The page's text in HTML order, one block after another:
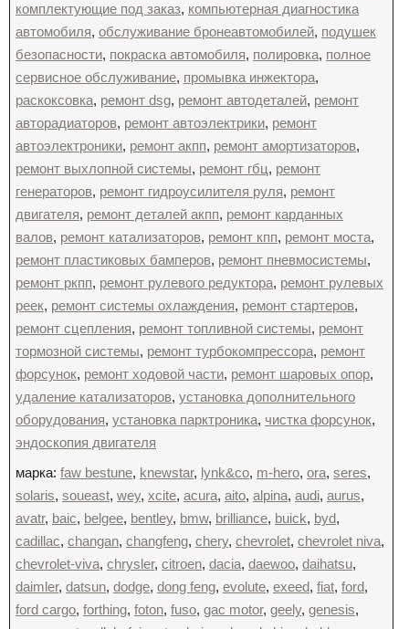
комплектующие под заказ, компьютерная диагностика
автомобиля, обслуживание бронеавтомобилей, подушек
безопасности, покраска автомобиля, полировка, полное
сервисное обслуживание, промывка инжектора,
раскоксовка, ремонт dsg, ремонт автодеталей, ремонт
авторадиаторов, ремонт автоэлектрики, ремонт
автоэлектроники, ремонт акпп, ремонт амортизаторов,
ремонт выхлопной системы, ремонт гбц, ремонт
генераторов, ремонт гидроусилителя руля, ремонт
двигателя, ремонт деталей акпп, ремонт карданных
валов, ремонт катализаторов, ремонт кпп, ремонт моста,
ремонт пластиковых бамперов, ремонт пневмосистемы,
ремонт ркпп, ремонт рулевого редуктора, ремонт рулевых
реек, ремонт системы охлаждения, ремонт стартеров,
ремонт сцепления, ремонт топливной системы, ремонт
тормозной системы, ремонт турбокомпрессора, ремонт
форсунок, ремонт ходовой части, ремонт шаровых опор,
удаление катализаторов, установка дополнительного
оборудования, установка парктроника, чистка форсунок,
эндоскопия двигателя
марка: faw bestune, knewstar, lynk&co, m-hero, ora, seres,
solaris, soueast, wey, xcite, acura, aito, alpina, audi, aurus,
avatr, baic, belgee, bentley, bmw, brilliance, buick, byd,
cadillac, changan, changfeng, chery, chevrolet, chevrolet niva,
chevrolet-viva, chrysler, citroen, dacia, daewoo, daihatsu,
daimler, datsun, dodge, dong feng, evolute, exeed, fiat, ford,
ford cargo, forthing, foton, fuso, gac motor, geely, genesis,